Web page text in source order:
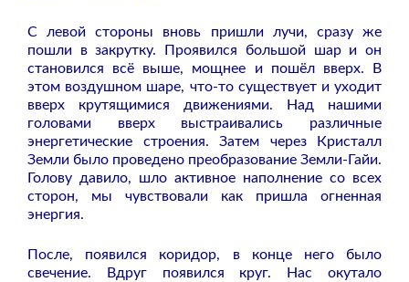
С левой стороны вновь пришли лучи, сразу же
пошли в закрутку. Проявился большой шар и он
становился всё выше, мощнее и пошёл вверх. В
этом воздушном шаре, что-то существует и уходит
вверх крутящимися движениями. Над нашими
головами вверх выстраивались различные
энергетические строения. Затем через Кристалл
Земли было проведено преобразование Земли-Гайи.
Голову давило, шло активное наполнение со всех
сторон, мы чувствовали как пришла огненная
энергия.
После, появился коридор, в конце него было
свечение. Вдруг появился круг. Нас окутало